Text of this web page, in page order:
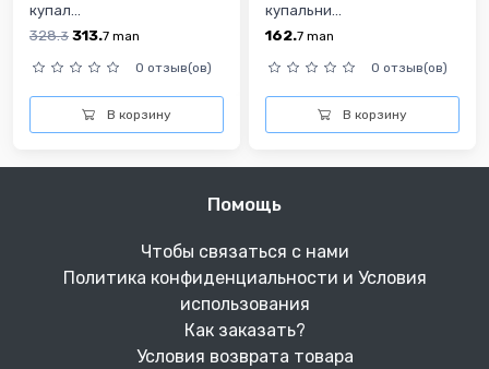
купал...
328.3 313.7 man
0 отзыв(ов)
В корзину
купальни...
162.7 man
0 отзыв(ов)
В корзину
Помощь
Чтобы связаться с нами
Политика конфиденциальности и Условия
использования
Как заказать?
Условия возврата товара